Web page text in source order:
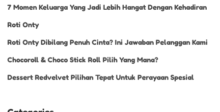
7 Momen Keluarga Yang Jadi Lebih Hangat Dengan Kehadiran
Roti Onty
Roti Onty Dibilang Penuh Cinta? Ini Jawaban Pelanggan Kami
Chocoroll & Choco Stick Roll Pilih Yang Mana?
Dessert Redvelvet Pilihan Tepat Untuk Perayaan Spesial